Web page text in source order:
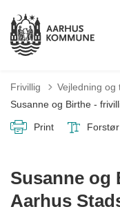
Frivillig Vejledning og
Susanne og Birthe -
Print
Susanne og
Aarhus